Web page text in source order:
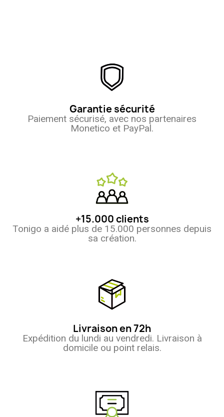
Garantie sécurité
Paiement sécurisé, avec nos partenaires
Monetico et PayPal.
+15.000 clients
Tonigo a aidé plus de 15.000 personnes depuis
sa création.
Livraison en 72h
Expédition du lundi au vendredi. Livraison à
domicile ou point relais.